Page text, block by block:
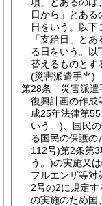
日から」とある
日をいう。以下
「支給日」と
る日をいう。以
替えるものとす
(災害派遣手当)
第28条
災害派遣
復興計画の作成
成25年法律第
いう。) 、国民
る国民の保護の
112号)第2条第
う。)の実施又
フルエンザ等対
2号の2に規定
の実施のため国